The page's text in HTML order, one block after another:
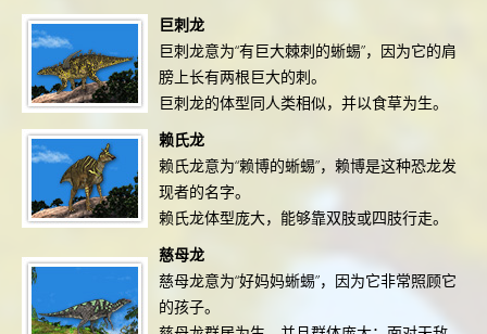
巨刺龙
巨刺龙意为“有巨大棘刺的蜥蜴”，因为它的肩
膀上长有两根巨大的刺。
巨刺龙的体型同人类相似，并以食草为生。
赖氏龙
赖氏龙意为“赖博的蜥蜴”，赖博是这种恐龙发
现者的名字。
赖氏龙体型庞大，能够靠双肢或四肢行走。
慈母龙
慈母龙意为“好妈妈蜥蜴”，因为它非常照顾它
的孩子。